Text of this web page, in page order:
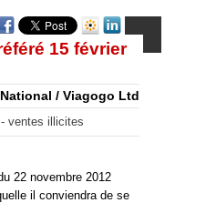
15 février
National / Viagogo Ltd
ventes illicites
22 novembre 2012
il conviendra de se